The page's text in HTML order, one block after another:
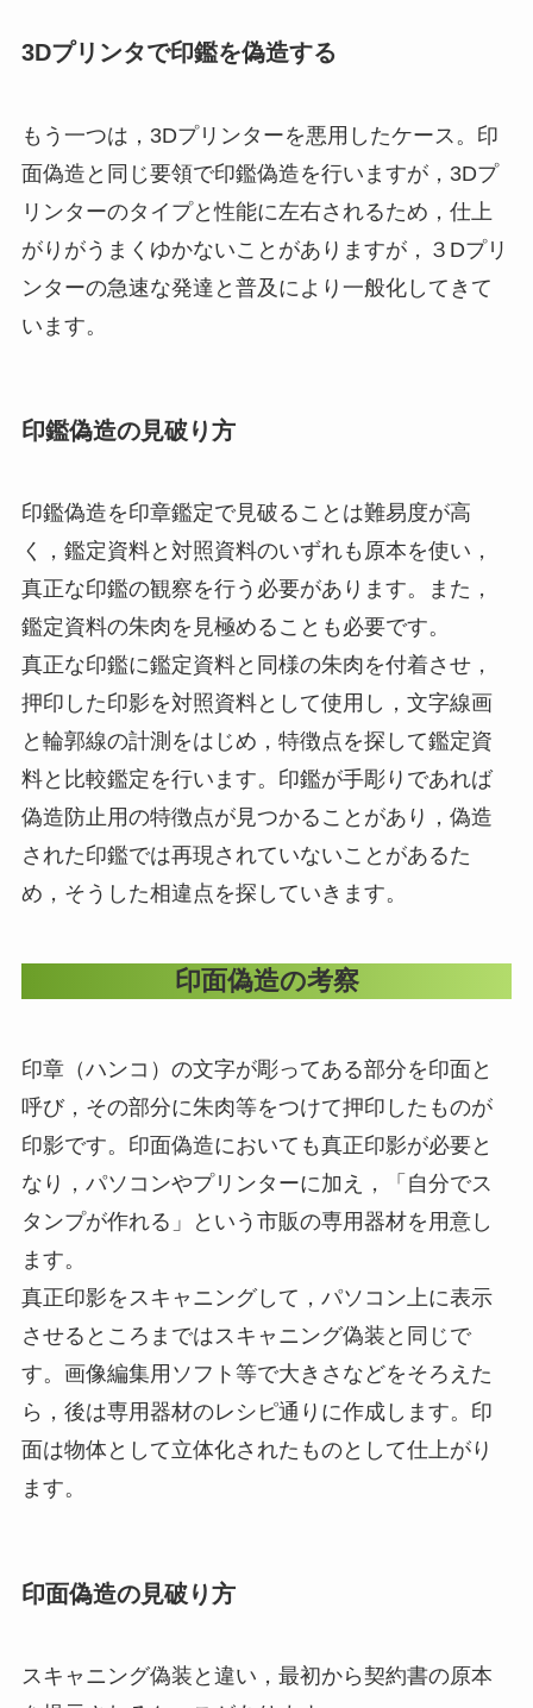
3Dプリンタで印鑑を偽造する
もう一つは，3Dプリンターを悪用したケース。印
面偽造と同じ要領で印鑑偽造を行いますが，3Dプ
リンターのタイプと性能に左右されるため，仕上
がりがうまくゆかないことがありますが，３Dプリ
ンターの急速な発達と普及により一般化してきて
います。
印鑑偽造の見破り方
印鑑偽造を印章鑑定で見破ることは難易度が高
く，鑑定資料と対照資料のいずれも原本を使い，
真正な印鑑の観察を行う必要があります。また，
鑑定資料の朱肉を見極めることも必要です。
真正な印鑑に鑑定資料と同様の朱肉を付着させ，
押印した印影を対照資料として使用し，文字線画
と輪郭線の計測をはじめ，特徴点を探して鑑定資
料と比較鑑定を行います。印鑑が手彫りであれば
偽造防止用の特徴点が見つかることがあり，偽造
された印鑑では再現されていないことがあるた
め，そうした相違点を探していきます。
印面偽造の考察
印章（ハンコ）の文字が彫ってある部分を印面と
呼び，その部分に朱肉等をつけて押印したものが
印影です。印面偽造においても真正印影が必要と
なり，パソコンやプリンターに加え，「自分でス
タンプが作れる」という市販の専用器材を用意し
ます。
真正印影をスキャニングして，パソコン上に表示
させるところまではスキャニング偽装と同じで
す。画像編集用ソフト等で大きさなどをそろえた
ら，後は専用器材のレシピ通りに作成します。印
面は物体として立体化されたものとして仕上がり
ます。
印面偽造の見破り方
スキャニング偽装と違い，最初から契約書の原本